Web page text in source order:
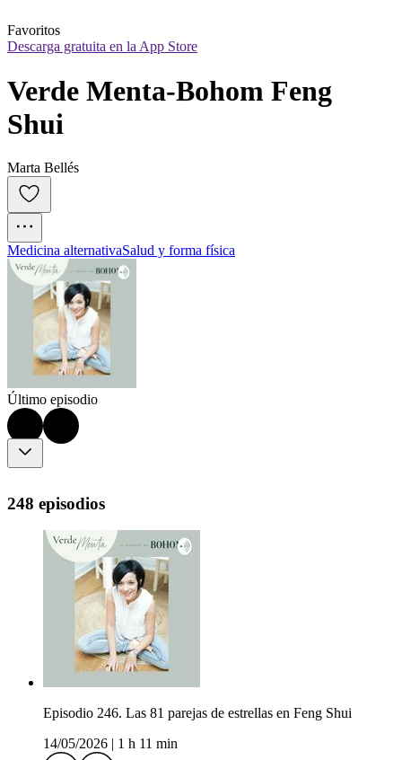
Favoritos
Descarga gratuita en la App Store
Verde Menta-Bohom Feng
Shui
Marta Bellés
Medicina alternativaSalud y forma física
Último episodio
248 episodios
Episodio 246. Las 81 parejas de estrellas en Feng Shui
14/05/2026
1 h 11 min